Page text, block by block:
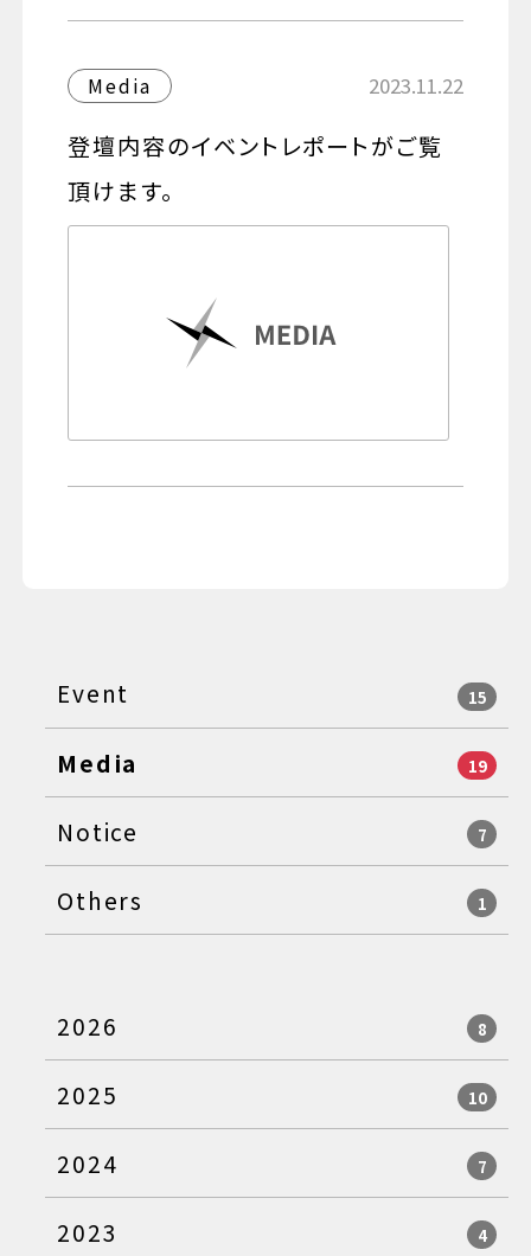
Media 2023.11.22
登壇内容のイベントレポートがご覧
頂けます。
Event 15
Media 19
Notice 7
Others 1
2026 8
2025 10
2024 7
2023 4